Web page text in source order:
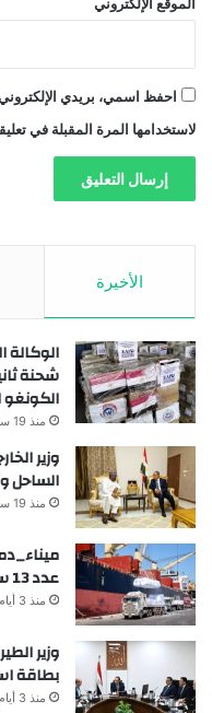
الموقع الإلكتروني
احفظ اسمي، بريدي
لاستخدامها المرة المقبلة في
الأخيرة
الوكالة
شحنة
الكونغو
منذ 19 ساعة
وزير
الساحل
منذ 19 ساعة
عدد 13 سفينة .. بينما غادر 12 سفينة
منذ 3 أيام
بطاقة
منذ 3 أيام